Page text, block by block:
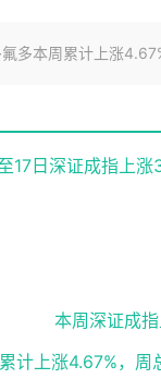
多本周累计上涨
17日深证成指上
本周深证成
计上涨4.67%，周